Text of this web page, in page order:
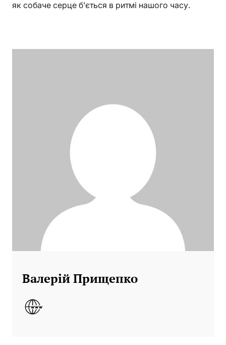
як собаче серце б’ється в ритмі нашого часу.
Валерій Прищепко